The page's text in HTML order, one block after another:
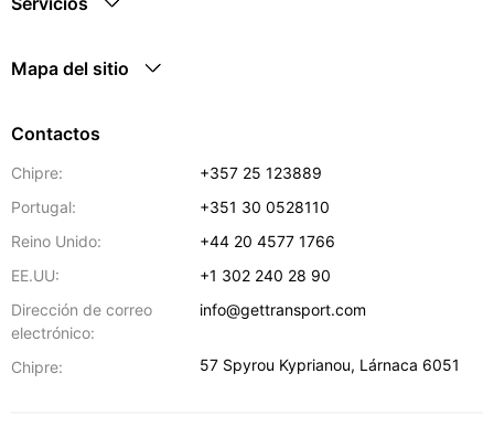
Mapa del sitio
Contactos
Chipre:
+357 25 123889
Portugal:
+351 30 0528110
Reino Unido:
+44 20 4577 1766
EE.UU:
+1 302 240 28 90
Dirección de correo
electrónico:
info@gettransport.com
Chipre: 57 Spyrou Kyprianou, Lárnaca 6051